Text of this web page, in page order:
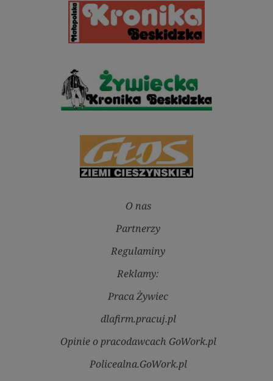
O nas
Partnerzy
Regulaminy
Reklamy:
Praca Żywiec
dlafirm.pracuj.pl
Opinie o pracodawcach GoWork.pl
Policealna.GoWork.pl